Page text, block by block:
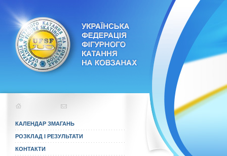
КАЛЕНДАР ЗМАГАНЬ
РОЗКЛАД І РЕЗУЛЬТАТИ
КОНТАКТИ